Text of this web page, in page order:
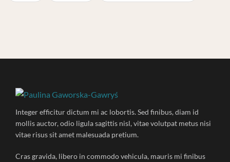
Integer efficitur dictum mi ac lobortis. Sed finibus, diam id
mollis auctor, odio ligula sagittis nisl, vitae volutpat metus nisi
vitae risus sit amet malesuada pretium.
Cras gravida, libero in commodo vehicula, mauris mi finibus